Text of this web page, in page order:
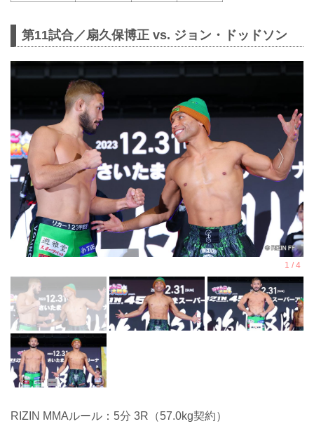
第11試合／扇久保博正 vs. ジョン・ドッドソン
RIZIN MMAルール：5分 3R（57.0kg契約）